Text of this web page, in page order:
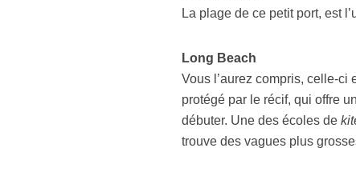
La plage de ce petit port, est
Long Beach
Vous l’aurez compris, celle-ci
protégé par le récif, qui offre
débuter. Une des écoles de
trouve des vagues plus